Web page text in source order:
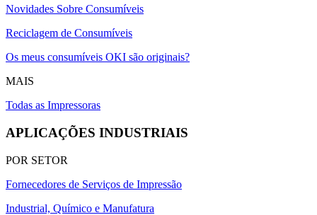
Novidades Sobre Consumíveis
Reciclagem de Consumíveis
Os meus consumíveis OKI são originais?
MAIS
Todas as Impressoras
APLICAÇÕES INDUSTRIAIS
POR SETOR
Fornecedores de Serviços de Impressão
Industrial, Químico e Manufatura